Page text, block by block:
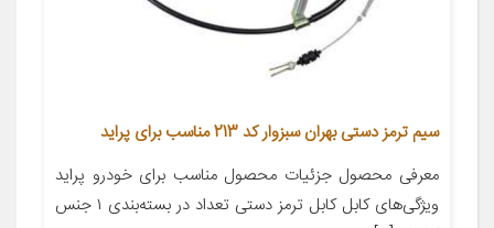
سیم ترمز دستی بهران سبزوار کد 213 مناسب برای پراید
معرفی محصول جزئیات محصول مناسب برای خودرو پراید
ویژگی‌های کابل کابل ترمز دستی تعداد در بسته‌بندی ۱ جنس